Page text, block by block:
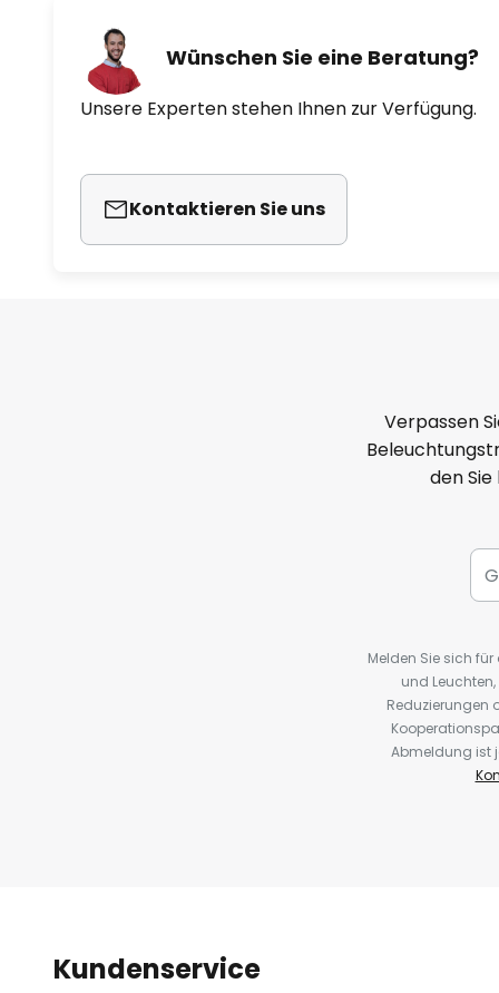
Wünschen Sie eine Beratung?
Unsere Experten stehen Ihnen zur Verfügung.
Kontaktieren Sie uns
Verpassen
den
Melden Sie sich
und
Reduzierungen
Abmeldung ist
Kundenservice